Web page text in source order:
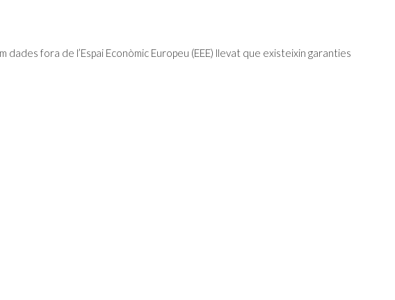
fora de l’Espai Econòmic Europeu (EEE) llevat que existeixin garanties